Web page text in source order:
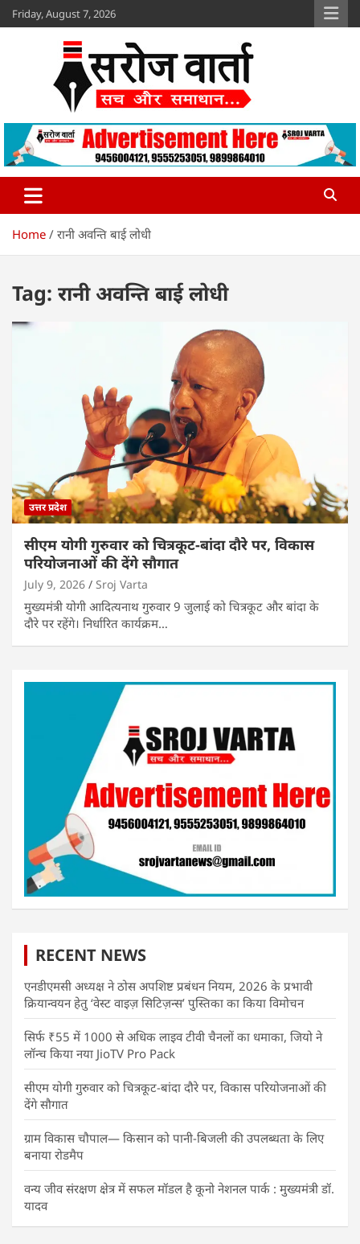
Skip
to
Friday, August 7, 2026
Sroj Varta
www.srojvarta.in
Home रानी अवन्ति बाई लोधी
Tag: रानी अवन्ति बाई लोधी
उत्तर प्रदेश
सीएम योगी गुरुवार को चित्रकूट-बांदा दौरे पर, विकास
परियोजनाओं की देंगे सौगात
July 9, 2026 Sroj Varta
मुख्यमंत्री योगी आदित्यनाथ गुरुवार 9 जुलाई को चित्रकूट और बांदा के
दौरे पर रहेंगे। निर्धारित कार्यक्रम…
RECENT NEWS
एनडीएमसी अध्यक्ष ने ठोस अपशिष्ट प्रबंधन नियम, 2026 के प्रभावी
क्रियान्वयन हेतु ‘वेस्ट वाइज़ सिटिज़न्स’ पुस्तिका का किया विमोचन
सिर्फ ₹55 में 1000 से अधिक लाइव टीवी चैनलों का धमाका, जियो ने
लॉन्च किया नया JioTV Pro Pack
सीएम योगी गुरुवार को चित्रकूट-बांदा दौरे पर, विकास परियोजनाओं की
देंगे सौगात
ग्राम विकास चौपाल— किसान को पानी-बिजली की उपलब्धता के लिए
बनाया रोडमैप
वन्य जीव संरक्षण क्षेत्र में सफल मॉडल है कूनो नेशनल पार्क : मुख्यमंत्री डॉ.
यादव